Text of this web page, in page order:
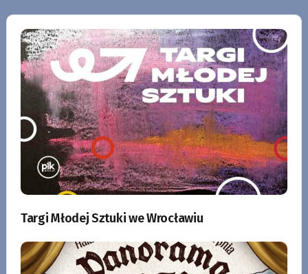
Targi Młodej Sztuki we Wrocławiu